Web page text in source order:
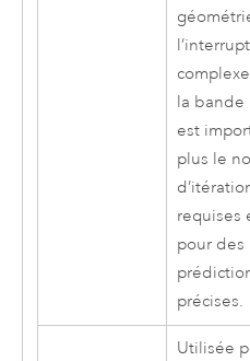
la bande
est
plus le
requises
pour des
précises.
Utilisée